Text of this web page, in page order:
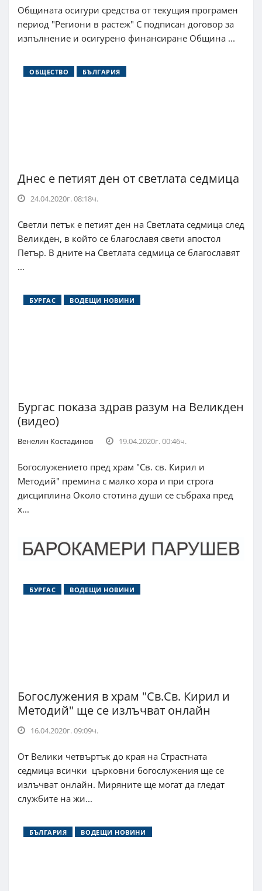
Общината осигури средства от текущия програмен
период "Региони в растеж" С подписан договор за
изпълнение и осигурено финансиране Община ...
ОБЩЕСТВО БЪЛГАРИЯ
Днес е петият ден от светлата седмица
24.04.2020г. 08:18ч.
Светли петък е петият ден на Светлата седмица след
Великден, в който се благославя свети апостол
Петър. В дните на Светлата седмица се благославят
...
БУРГАС ВОДЕЩИ НОВИНИ
Бургас показа здрав разум на Великден
(видео)
Венелин Костадинов 19.04.2020г. 00:46ч.
Богослужението пред храм "Св. св. Кирил и
Методий" премина с малко хора и при строга
дисциплина Около стотина души се събраха пред
х...
БУРГАС ВОДЕЩИ НОВИНИ
Богослужения в храм "Св.Св. Кирил и
Методий" ще се излъчват онлайн
16.04.2020г. 09:09ч.
От Велики четвъртък до края на Страстната
седмица всички църковни богослужения ще се
излъчват онлайн. Миряните ще могат да гледат
службите на жи...
БЪЛГАРИЯ ВОДЕЩИ НОВИНИ